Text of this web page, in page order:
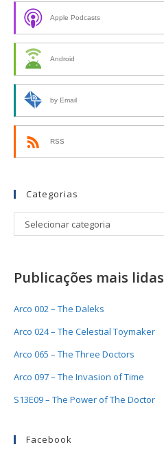
Apple Podcasts
Android
by Email
RSS
Categorias
Selecionar categoria
Publicações mais lidas
Arco 002 – The Daleks
Arco 024 – The Celestial Toymaker
Arco 065 – The Three Doctors
Arco 097 – The Invasion of Time
S13E09 – The Power of The Doctor
Facebook